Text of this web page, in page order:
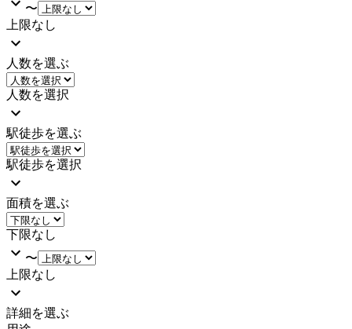
〜
上限なし
人数を選ぶ
人数を選択
駅徒歩を選ぶ
駅徒歩を選択
面積を選ぶ
下限なし
〜
上限なし
詳細を選ぶ